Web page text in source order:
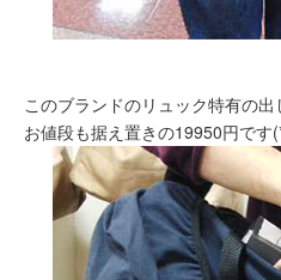
このブランドのリュック特有の出
お値段も据え置きの19950円です